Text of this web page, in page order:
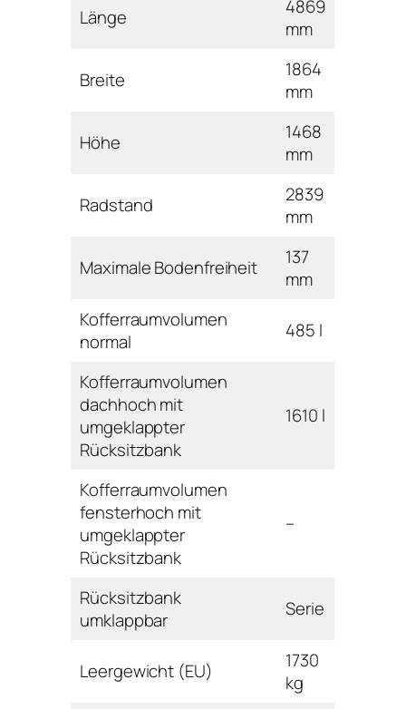
Länge
4869
mm
Breite
1864
mm
Höhe
1468
mm
Radstand
2839
mm
Maximale Bodenfreiheit
137
mm
Kofferraumvolumen
normal
485 l
Kofferraumvolumen
dachhoch mit
umgeklappter
Rücksitzbank
1610 l
Kofferraumvolumen
fensterhoch mit
umgeklappter
Rücksitzbank
–
Rücksitzbank
umklappbar
Serie
Leergewicht (EU)
1730
kg